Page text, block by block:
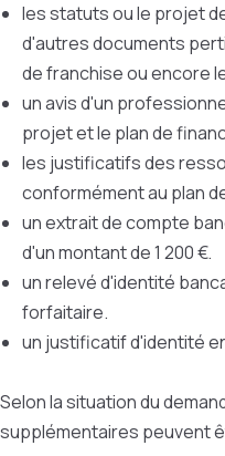
les statuts ou le projet
d'autres documents
de franchise ou encore
un avis d'un
projet et le plan de
les justificatifs des
conformément au plan
un extrait de compte
d'un montant de 1 200 €.
un relevé d'identité
forfaitaire.
un justificatif d'identité
Selon la situation du
supplémentaires peuvent